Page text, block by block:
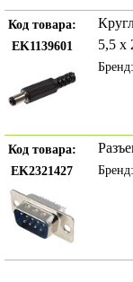
Код товара:
EK1139601
5,5 х
Бренд:
Код товара:
EK2321427
Бренд: